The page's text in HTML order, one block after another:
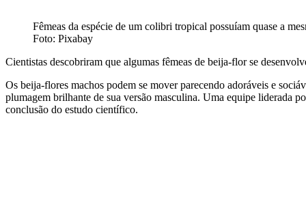
Fêmeas da espécie de um colibri tropical possuíam quase a
Foto: Pixabay
Cientistas descobriram que algumas fêmeas de beija-flor se
Os beija-flores machos podem se mover parecendo adoráveis ​​e
plumagem brilhante de sua versão masculina. Uma equipe liderada
conclusão do estudo científico.